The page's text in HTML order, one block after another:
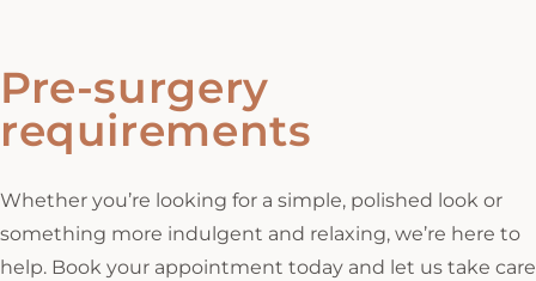
Pre-surgery
requirements
Whether you’re looking for a simple, polished look or
something more indulgent and relaxing, we’re here to
help. Book your appointment today and let us take care